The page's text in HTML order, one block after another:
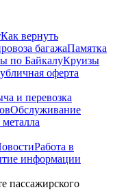
Как вернуть
багажаПамятка
по БайкалуКруизы
оферта
и перевозка
Обслуживание
металла
Работа в
информации
пассажирского